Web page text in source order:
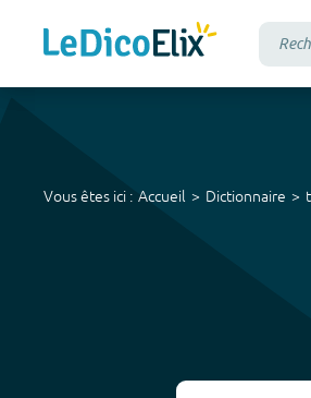
Vous êtes ici : Accueil Dictionnaire